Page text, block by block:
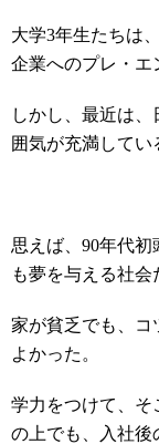
大学3年生たちは
企業へのプレ・エ
しかし、最近は
囲気が充満してい
思えば、90年代
も夢を与える社会
家が貧乏でも、コ
よかった。
学力をつけて、そ
の上でも、入社後